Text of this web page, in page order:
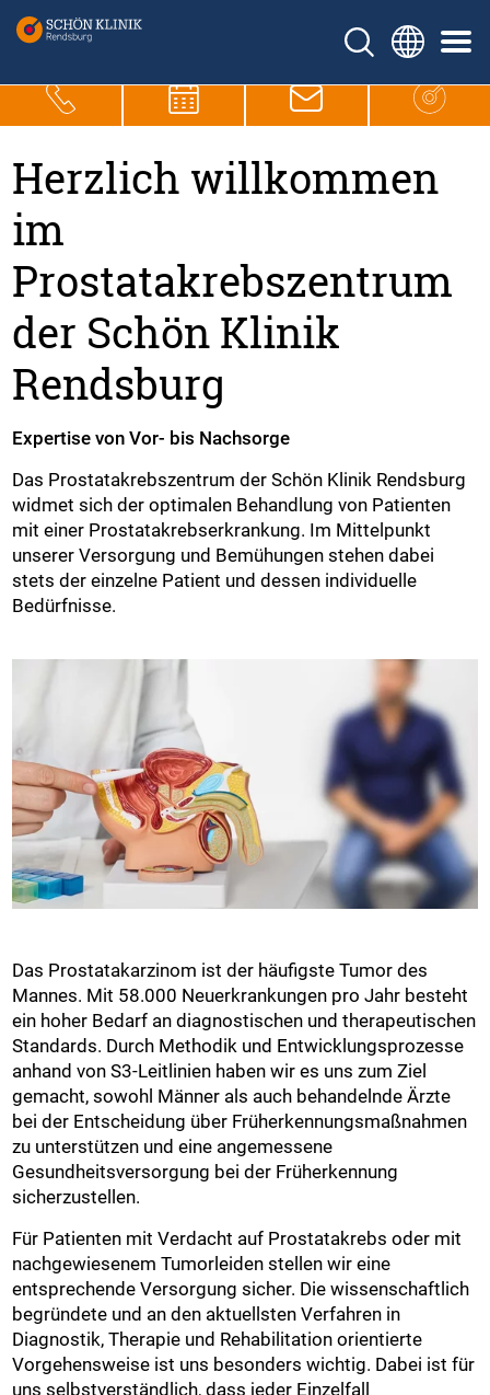
Herzlich willkommen
im
Prostatakrebszentrum
der Schön Klinik
Rendsburg
Expertise von Vor- bis Nachsorge
Das Prostatakrebszentrum der Schön Klinik Rendsburg
widmet sich der optimalen Behandlung von Patienten
mit einer Prostatakrebserkrankung. Im Mittelpunkt
unserer Versorgung und Bemühungen stehen dabei
stets der einzelne Patient und dessen individuelle
Bedürfnisse.
Das Prostatakarzinom ist der häufigste Tumor des
Mannes. Mit 58.000 Neuerkrankungen pro Jahr besteht
ein hoher Bedarf an diagnostischen und therapeutischen
Standards. Durch Methodik und Entwicklungsprozesse
anhand von S3-Leitlinien haben wir es uns zum Ziel
gemacht, sowohl Männer als auch behandelnde Ärzte
bei der Entscheidung über Früherkennungsmaßnahmen
zu unterstützen und eine angemessene
Gesundheitsversorgung bei der Früherkennung
sicherzustellen.
Für Patienten mit Verdacht auf Prostatakrebs oder mit
nachgewiesenem Tumorleiden stellen wir eine
entsprechende Versorgung sicher. Die wissenschaftlich
begründete und an den aktuellsten Verfahren in
Diagnostik, Therapie und Rehabilitation orientierte
Vorgehensweise ist uns besonders wichtig. Dabei ist für
uns selbstverständlich, dass jeder Einzelfall